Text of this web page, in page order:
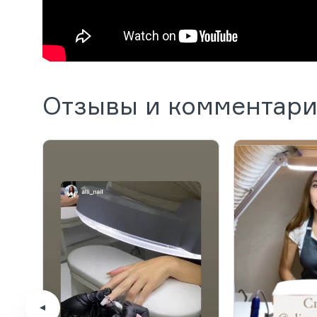
Отзывы и